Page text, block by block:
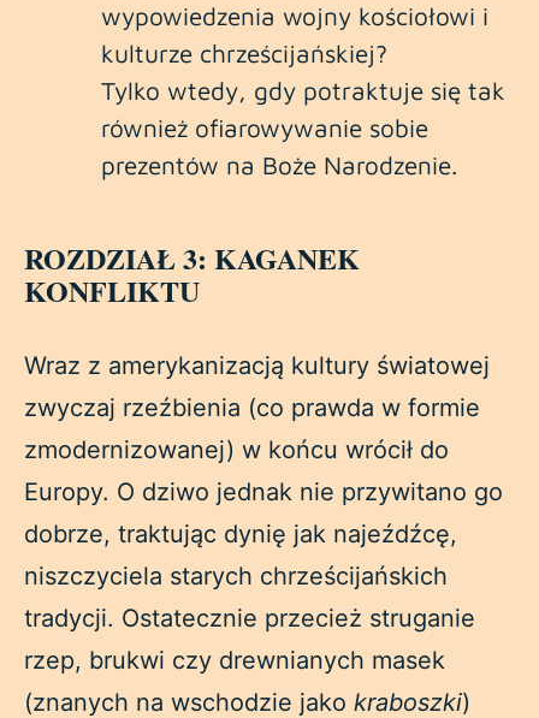
wypowiedzenia wojny kościołowi i
kulturze chrześcijańskiej?
Tylko wtedy, gdy potraktuje się tak
również ofiarowywanie sobie
prezentów na Boże Narodzenie.
ROZDZIAŁ 3: KAGANEK
KONFLIKTU
Wraz z amerykanizacją kultury światowej
zwyczaj rzeźbienia (co prawda w formie
zmodernizowanej) w końcu wrócił do
Europy. O dziwo jednak nie przywitano go
dobrze, traktując dynię jak najeźdźcę,
niszczyciela starych chrześcijańskich
tradycji. Ostatecznie przecież struganie
rzep, brukwi czy drewnianych masek
(znanych na wschodzie jako kraboszki)